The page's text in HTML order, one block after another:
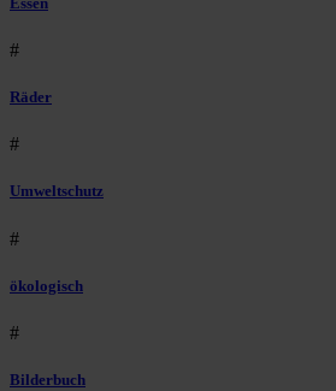
#
Räder
#
Umweltschutz
#
ökologisch
#
Bilderbuch